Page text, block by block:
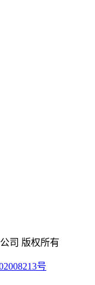
司 版权所有
号